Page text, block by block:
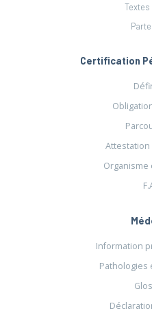
Certification
Organisme
Information
Pathologies